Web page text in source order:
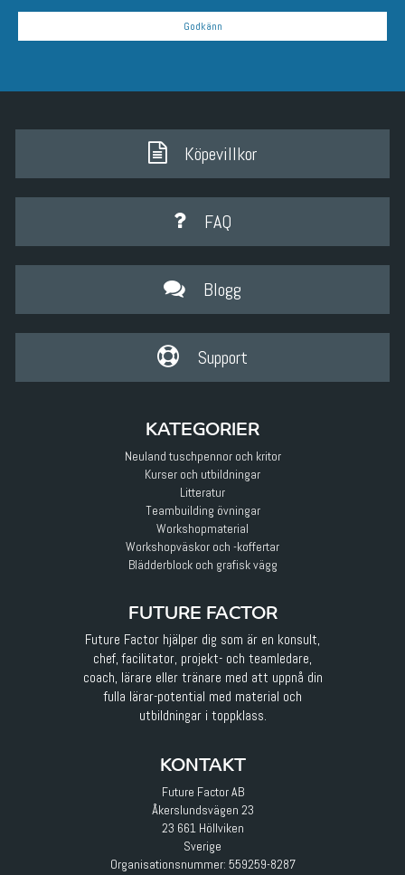
Godkänn
Köpevillkor
FAQ
Blogg
Support
KATEGORIER
Neuland tuschpennor och kritor
Kurser och utbildningar
Litteratur
Teambuilding övningar
Workshopmaterial
Workshopväskor och -koffertar
Blädderblock och grafisk vägg
FUTURE FACTOR
Future Factor hjälper dig som är en konsult,
chef, facilitator, projekt- och teamledare,
coach, lärare eller tränare med att uppnå din
fulla lärar-potential med material och
utbildningar i toppklass.
KONTAKT
Future Factor AB
Åkerslundsvägen 23
23 661 Höllviken
Sverige
Organisationsnummer: 559259-8287